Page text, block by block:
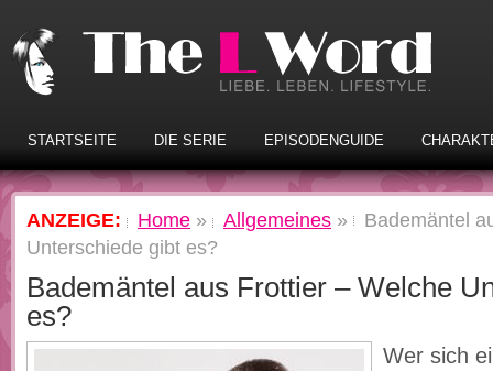
STARTSEITE DIE SERIE EPISODENGUIDE
ANZEIGE: Home » Allgemeines »
Bademäntel
Unterschiede gibt es?
Bademäntel aus Frottier – Welche
es?
Wer sich